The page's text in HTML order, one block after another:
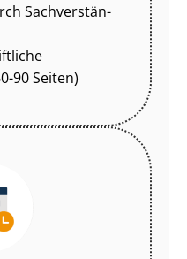
Sach­ver­stän­
90 Seiten)